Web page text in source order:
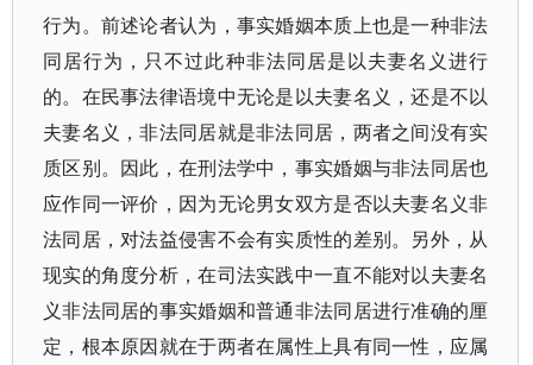
行为。前述论者认为，事实婚姻本质上也是一种非法
同居行为，只不过此种非法同居是以夫妻名义进行
的。在民事法律语境中无论是以夫妻名义，还是不以
夫妻名义，非法同居就是非法同居，两者之间没有实
质区别。因此，在刑法学中，事实婚姻与非法同居也
应作同一评价，因为无论男女双方是否以夫妻名义非
法同居，对法益侵害不会有实质性的差别。另外，从
现实的角度分析，在司法实践中一直不能对以夫妻名
义非法同居的事实婚姻和普通非法同居进行准确的厘
定，根本原因就在于两者在属性上具有同一性，应属